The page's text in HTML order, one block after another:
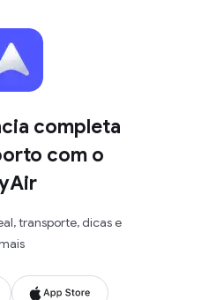
completa
com o
transporte, dicas e